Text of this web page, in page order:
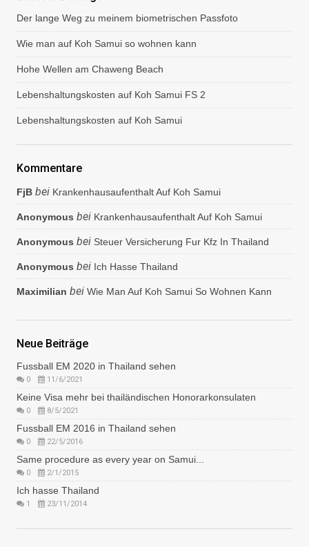
Der lange Weg zu meinem biometrischen Passfoto
Wie man auf Koh Samui so wohnen kann
Hohe Wellen am Chaweng Beach
Lebenshaltungskosten auf Koh Samui FS 2
Lebenshaltungskosten auf Koh Samui
Kommentare
FjB bei Krankenhausaufenthalt Auf Koh Samui
Anonymous bei Krankenhausaufenthalt Auf Koh Samui
Anonymous bei Steuer Versicherung Fur Kfz In Thailand
Anonymous bei Ich Hasse Thailand
Maximilian bei Wie Man Auf Koh Samui So Wohnen Kann
Neue Beiträge
Fussball EM 2020 in Thailand sehen
0 11/6/2021
Keine Visa mehr bei thailändischen Honorarkonsulaten
0 8/5/2021
Fussball EM 2016 in Thailand sehen
0 22/5/2016
Same procedure as every year on Samui...
0 2/1/2015
Ich hasse Thailand
1 23/11/2014